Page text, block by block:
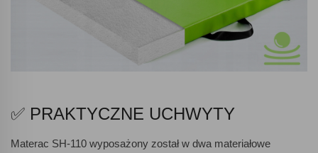
✅ PRAKTYCZNE UCHWYTY
Materac SH-110 wyposażony został w dwa materiałowe